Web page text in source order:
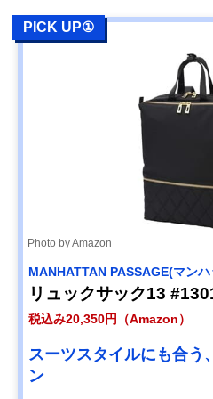
Amazonで見る
52239292518
milesto(ミレスト)
STLAKT ストラク
ト バックパックM
MLS568
GUSCIO ITALY(グ
ッシオ イタリー)
グッシオベーシッ
ク リュックサック
12-0936
ートラルゴ) かる
いかばん 縦型A4
リュック LG-
P0114Z
ONE ザ・ワン シ
PICK UP①
Photo by Amazon
MANHATTAN PASSAGE(マン
リュックサック13
税込み20,350円（Amazon）
スーツスタイルにも合う
ン